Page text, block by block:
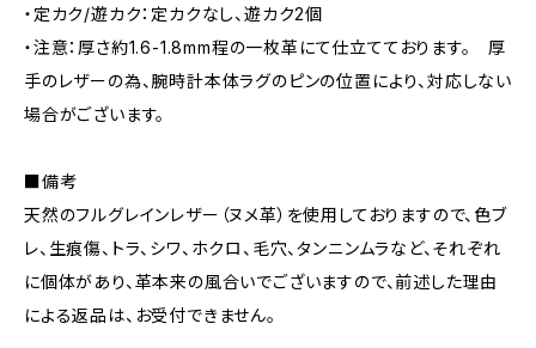
・定カク/遊カク：定カクなし、遊カク2個
・注意：厚さ約1.6-1.8mm程の一枚革にて仕立てております。 厚
手のレザーの為、腕時計本体ラグのピンの位置により、対応しない
場合がございます。
■備考
天然のフルグレインレザー（ヌメ革）を使用しておりますので、色ブ
レ、生痕傷、トラ、シワ、ホクロ、毛穴、タンニンムラなど、それぞれ
に個体があり、革本来の風合いでございますので、前述した理由
による返品は、お受付できません。